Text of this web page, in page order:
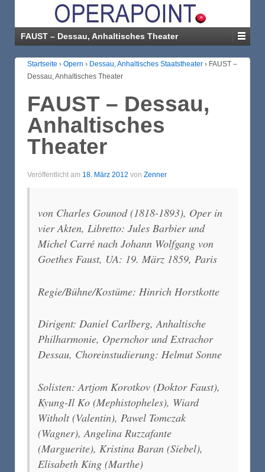
FAUST – Dessau, Anhaltisches Theater
Startseite › Opern › Dessau, Anhaltisches Staatstheater › FAUST –
Dessau, Anhaltisches Theater
FAUST – Dessau,
Anhaltisches
Theater
Veröffentlicht am 18. März 2012 von Zenner
von Charles Gounod (1818-1893), Oper in
vier Akten, Libretto: Jules Barbier und
Michel Carré nach Johann Wolfgang von
Goethes Faust, UA: 19. März 1859, Paris
Regie/Bühne/Kostüme: Hinrich Horstkotte
Dirigent: Daniel Carlberg, Anhaltische
Philharmonie, Opernchor und Extrachor
Dessau, Choreinstudierung: Helmut Sonne
Solisten: Artjom Korotkov (Doktor Faust),
Kyung-Il Ko (Mephistopheles), Wiard
Witholt (Valentin), Pawel Tomczak
(Wagner), Angelina Ruzzafante
(Marguerite), Kristina Baran (Siebel),
Elisabeth King (Marthe)